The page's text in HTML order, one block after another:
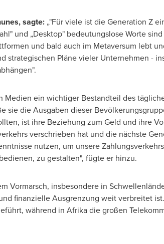
, sagte:„"Für viele ist die Generation Z
und „Desktop" bedeutungslose Worte
und bald auch im Metaversum lebt
strategischen Pläne vieler Unternehmen -
Medien ein wichtiger Bestandteil des
sie die Ausgaben dieser
ist ihre Beziehung zum Geld und ihre
verschrieben hat und die nächste
nutzen, um unsere
zu gestalten", fügte er hinzu.
Vormarsch, insbesondere in
finanzielle Ausgrenzung weit verbreitet
während in Afrika die großen